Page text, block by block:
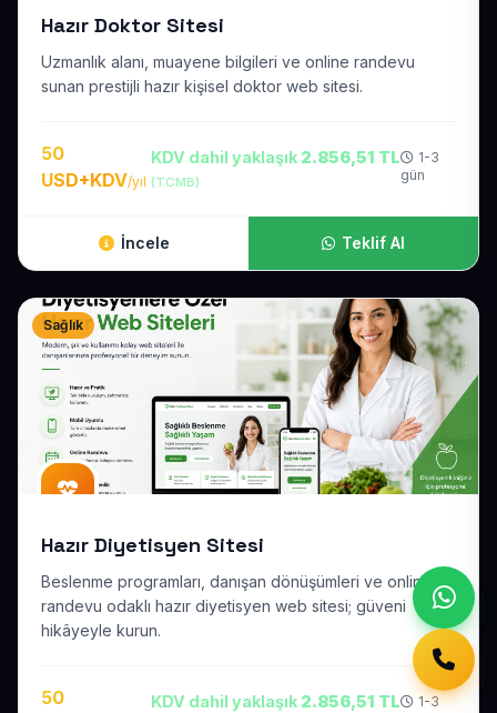
Hazır Doktor Sitesi
Uzmanlık alanı, muayene bilgileri ve online randevu
sunan prestijli hazır kişisel doktor web sitesi.
50
USD+KDV/yıl
KDV dahil yaklaşık 2.856,51 TL
(TCMB)
1-3
gün
İncele Teklif Al
Sağlık
Hazır Diyetisyen Sitesi
Beslenme programları, danışan dönüşümleri ve online
randevu odaklı hazır diyetisyen web sitesi; güveni
hikâyeyle kurun.
50
KDV dahil yaklaşık 2.856,51 TL
1-3